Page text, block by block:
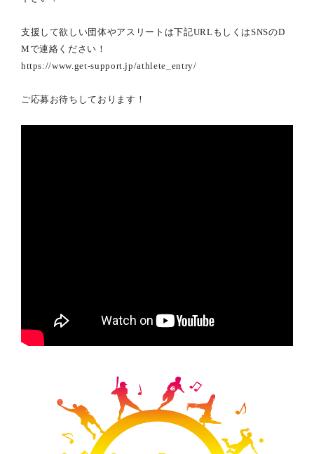
支援して欲しい団体やアスリートは下記URLもしくはSNSのD
Mで連絡ください！
https://www.get-support.jp/athlete_entry/
ご応募お待ちしております！